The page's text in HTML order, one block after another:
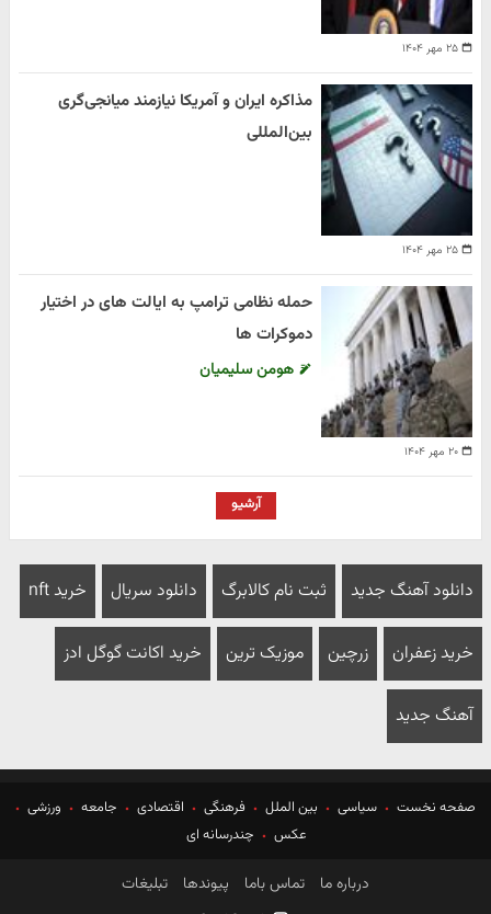
۲۵ مهر ۱۴۰۴
۲۵ مهر ۱۴۰۴
مذاکره ایران و آمریکا نیازمند میانجی‌گری
بین‌المللی
۲۰ مهر ۱۴۰۴
حمله نظامی ترامپ به ایالت های در اختیار
دموکرات ها
هومن سلیمیان
آرشیو
دانلود آهنگ جدید ثبت نام کالابرگ دانلود سریال خرید nft
خرید زعفران زرچین موزیک ترین خرید اکانت گوگل ادز
آهنگ جدید
صفحه نخست سیاسی بین الملل فرهنگی اقتصادی جامعه
ورزشی
عکس
چندرسانه ای
درباره ما تماس باما پیوندها تبلیغات